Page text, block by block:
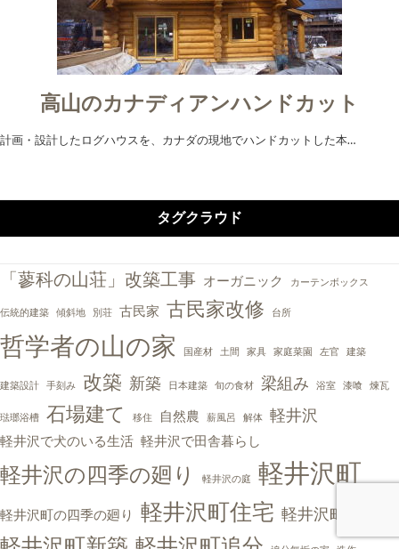
高山のカナディアンハンドカット
計画・設計したログハウスを、カナダの現地でハンドカットした本…
タグクラウド
「蓼科の山荘」改築工事 オーガニック カーテンボックス
伝統的建築 傾斜地 別荘 古民家 古民家改修 台所
哲学者の山の家 国産材 土間 家具 家庭菜園 左官 建築
建築設計 手刻み 改築 新築 日本建築 旬の食材 梁組み 浴室 漆喰 煉瓦
琺瑯浴槽 石場建て 移住 自然農 薪風呂 解体 軽井沢
軽井沢で犬のいる生活 軽井沢で田舎暮らし
軽井沢の四季の廻り 軽井沢の庭 軽井沢町
軽井沢町の四季の廻り 軽井沢町住宅 軽井沢町別荘